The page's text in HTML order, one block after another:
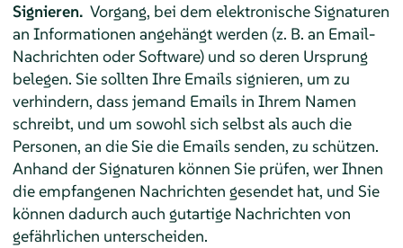
Signieren. Vorgang, bei dem elektronische Signaturen
an Informationen angehängt werden (z. B. an Email-
Nachrichten oder Software) und so deren Ursprung
belegen. Sie sollten Ihre Emails signieren, um zu
verhindern, dass jemand Emails in Ihrem Namen
schreibt, und um sowohl sich selbst als auch die
Personen, an die Sie die Emails senden, zu schützen.
Anhand der Signaturen können Sie prüfen, wer Ihnen
die empfangenen Nachrichten gesendet hat, und Sie
können dadurch auch gutartige Nachrichten von
gefährlichen unterscheiden.